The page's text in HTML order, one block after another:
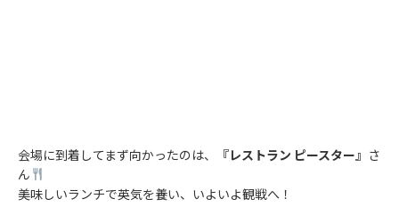
会場に到着してまず向かったのは、 『レストラン ピースター』 さ
ん
美味しいランチで英気を養い、いよいよ観戦へ！